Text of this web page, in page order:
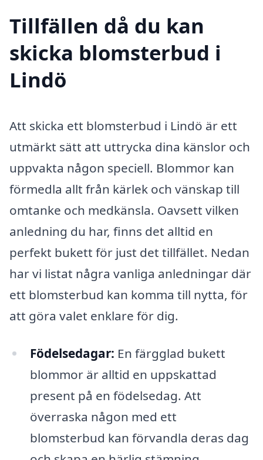
Tillfällen då du kan
skicka blomsterbud i
Lindö
Att skicka ett blomsterbud i Lindö är ett
utmärkt sätt att uttrycka dina känslor och
uppvakta någon speciell. Blommor kan
förmedla allt från kärlek och vänskap till
omtanke och medkänsla. Oavsett vilken
anledning du har, finns det alltid en
perfekt bukett för just det tillfället. Nedan
har vi listat några vanliga anledningar där
ett blomsterbud kan komma till nytta, för
att göra valet enklare för dig.
Födelsedagar: En färgglad bukett
blommor är alltid en uppskattad
present på en födelsedag. Att
överraska någon med ett
blomsterbud kan förvandla deras dag